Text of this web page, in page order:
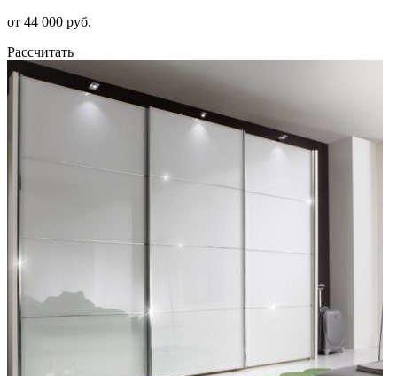
от 44 000 руб.
Рассчитать